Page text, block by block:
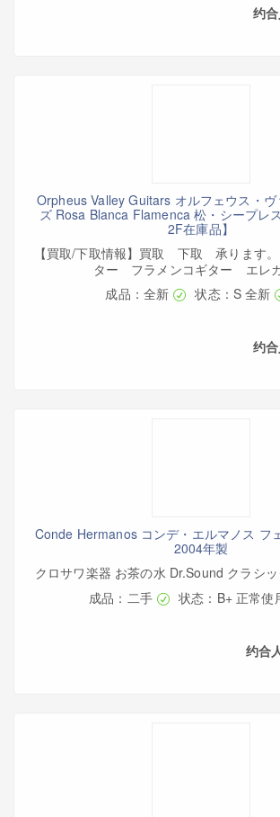
约
Orpheus Valley Guitars オルフェウス・ヴ
ズ Rosa Blanca Flamenca 松・シープレ
2F在庫品】
【買取/下取情報】買取 下取 承ります
ター フラメンコギター エレ
成品：全新
状态：S 全新
约
Conde Hermanos コンデ・エルマノス フ
2004年製
クロサワ楽器 お茶の水 Dr.Sound クラシ
成品：二手
状态：B+ 正常使
约合